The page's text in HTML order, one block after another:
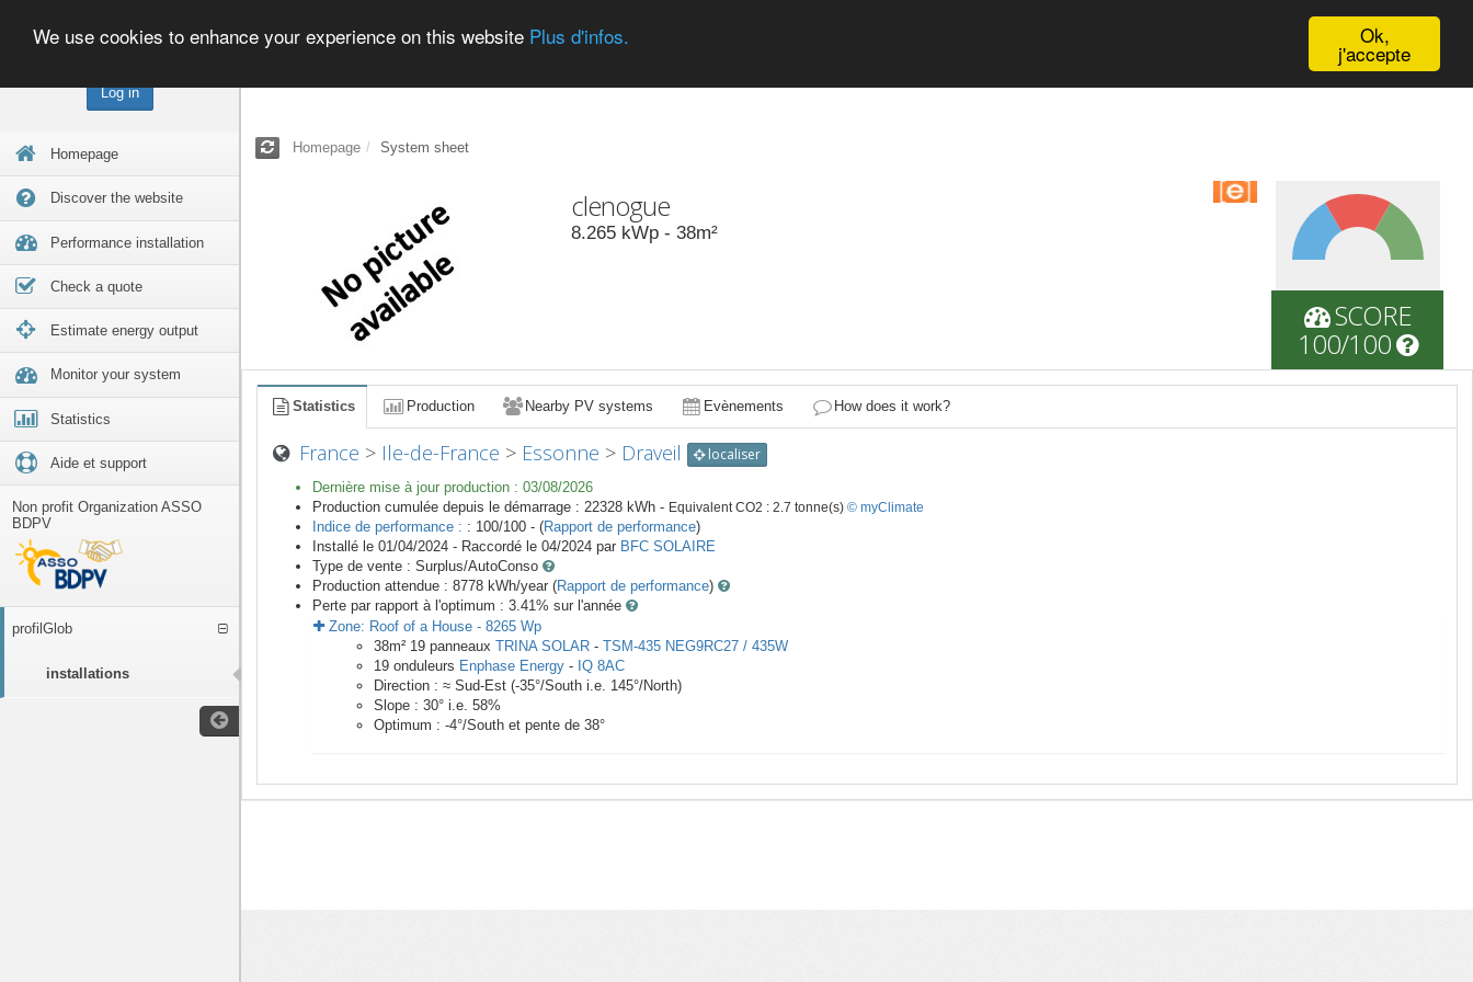
Log in
Homepage
Discover the website
Performance installation
Check a quote
Estimate energy output
Monitor your system
Statistics
Aide et support
Non profit Organization ASSO
BDPV
profilGlob
installations
Ok,
j'accepte
We use cookies to enhance your experience on this website Plus d'infos.
Homepage System sheet
clenogue
8.265 kWp - 38m²
SCORE
100/100
Statistics Production Nearby PV systems Evènements How does it work?
France > Ile-de-France > Essonne > Draveil localiser
Dernière mise à jour production : 03/08/2026
Production cumulée depuis le démarrage : 22328 kWh - Equivalent CO2 : 2.7 tonne(s) © myClimate
Indice de performance : : 100/100 - (Rapport de performance)
Installé le 01/04/2024 - Raccordé le 04/2024 par BFC SOLAIRE
Type de vente : Surplus/AutoConso
Production attendue : 8778 kWh/year (Rapport de performance)
Perte par rapport à l'optimum : 3.41% sur l'année
Zone: Roof of a House - 8265 Wp
38m² 19 panneaux TRINA SOLAR - TSM-435 NEG9RC27 / 435W
19 onduleurs Enphase Energy - IQ 8AC
Direction : ≈ Sud-Est (-35°/South i.e. 145°/North)
Slope : 30° i.e. 58%
Optimum : -4°/South et pente de 38°